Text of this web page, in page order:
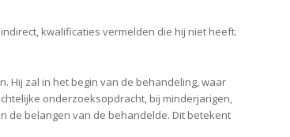
kwalificaties vermelden die hij niet heeft.
Hij zal in het begin van de behandeling, waar
onderzoeksopdracht, bij minderjarigen,
de belangen van de behandelde. Dit betekent